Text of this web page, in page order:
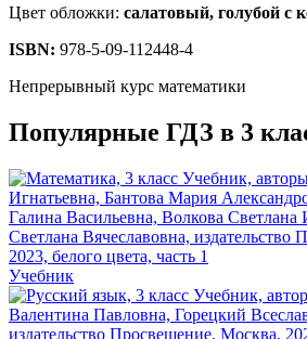
Цвет обложки: салатовый, голубой с
ISBN: 978-5-09-112448-4
Непрерывный курс математики
Популярные ГДЗ в 3
Учебник